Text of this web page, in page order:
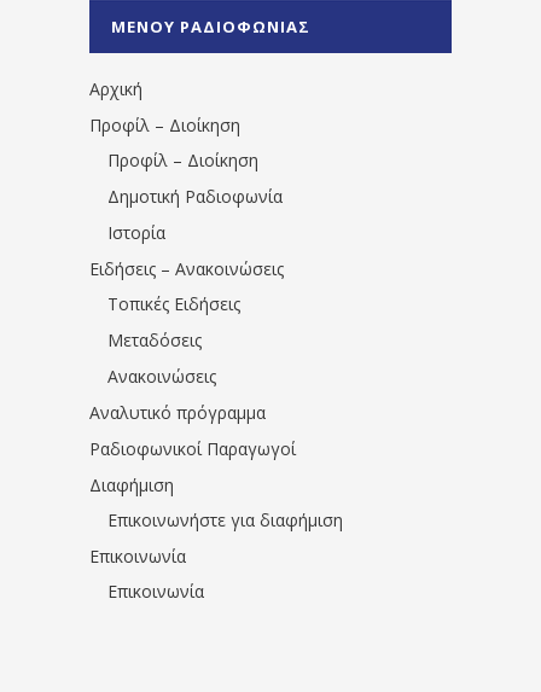
1531194763766854/" artist="" ]
ΜΕΝΟΥ ΡΑΔΙΟΦΩΝΙΑΣ
Αρχική
Προφίλ – Διοίκηση
Προφίλ – Διοίκηση
Δημοτική Ραδιοφωνία
Ιστορία
Ειδήσεις – Ανακοινώσεις
Τοπικές Ειδήσεις
Μεταδόσεις
Ανακοινώσεις
Αναλυτικό πρόγραμμα
Ραδιοφωνικοί Παραγωγοί
Διαφήμιση
Επικοινωνήστε για διαφήμιση
Επικοινωνία
Επικοινωνία